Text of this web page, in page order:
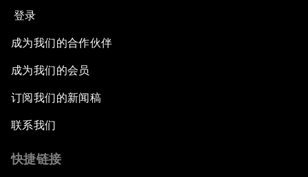
登录
成为我们的合作伙伴
成为我们的会员
订阅我们的新闻稿
联系我们
快捷链接